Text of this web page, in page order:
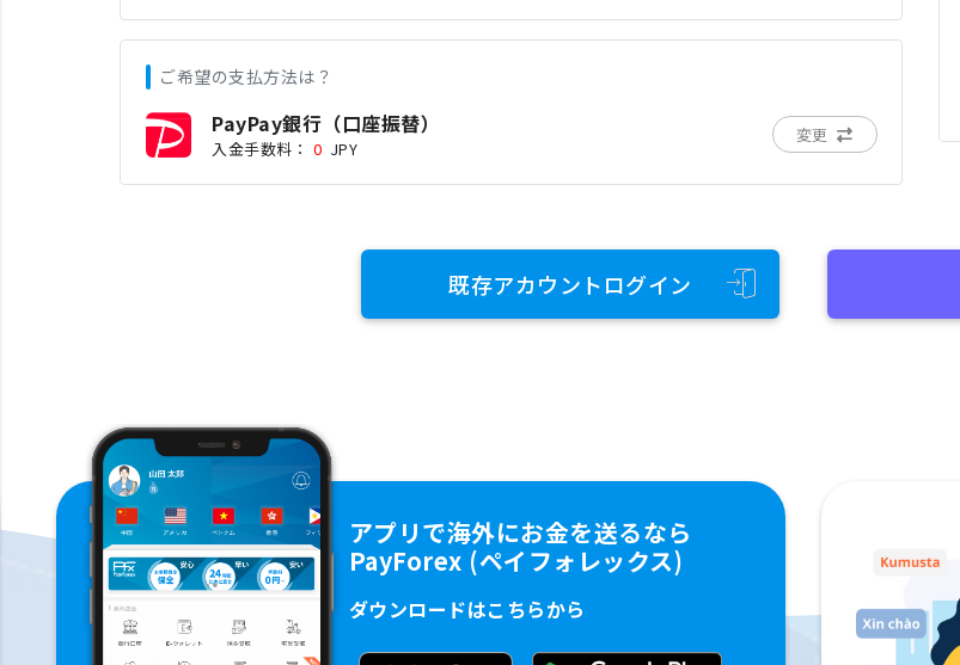
ご希望の支払方法は？
PayPay銀行（口座振替）
入金手数料： 0 JPY
変更
既存アカウントログイン
アプリで海外にお金を送るなら
PayForex (ペイフォレックス)
ダウンロードはこちらから